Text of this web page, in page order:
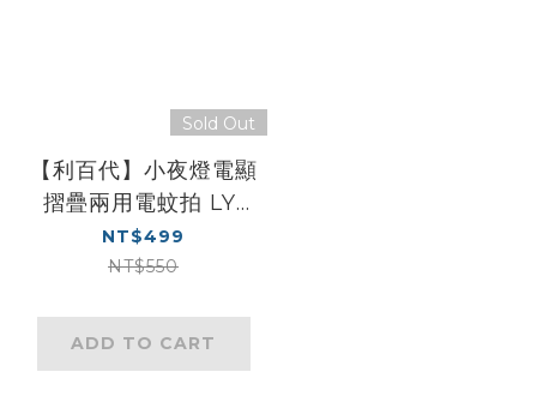
Sold Out
【利百代】小夜燈電顯
摺疊兩用電蚊拍 LY-
8021ZA
NT$499
NT$550
ADD TO CART